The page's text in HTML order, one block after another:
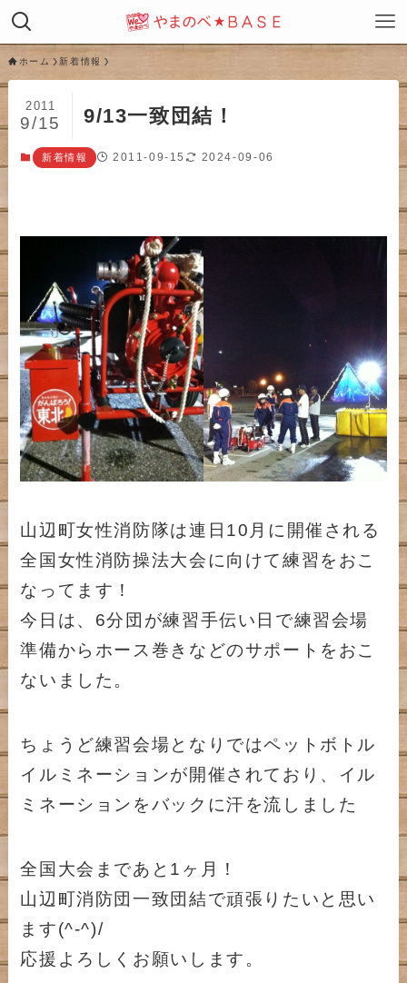
ホーム 新着情報
9/13一致団結！
2011
9/15
新着情報 2011-09-15 2024-09-06
山辺町女性消防隊は連日10月に開催される
全国女性消防操法大会に向けて練習をおこ
なってます！
今日は、6分団が練習手伝い日で練習会場
準備からホース巻きなどのサポートをおこ
ないました。
ちょうど練習会場となりではペットボトル
イルミネーションが開催されており、イル
ミネーションをバックに汗を流しました
全国大会まであと1ヶ月！
山辺町消防団一致団結で頑張りたいと思い
ます(^-^)/
応援よろしくお願いします。